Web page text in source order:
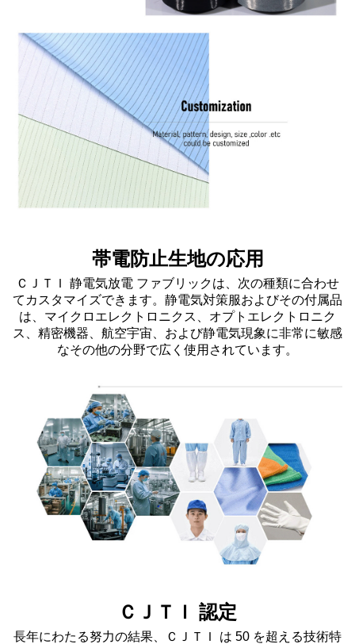
帯電防止生地の応用
ＣＪＴＩ 静電気放電 ファブリックは、次の種類に合わせ
てカスタマイズできます。 静電気対策服およびその付属品
は、マイクロエレクトロニクス、オプトエレクトロニク
ス、精密機器、航空宇宙、および静電気現象に非常に敏感
なその他の分野で広く使用されています。
ＣＪＴＩ 認定
長年にわたる努力の結果、ＣＪＴＩ は 50 を超える技術特